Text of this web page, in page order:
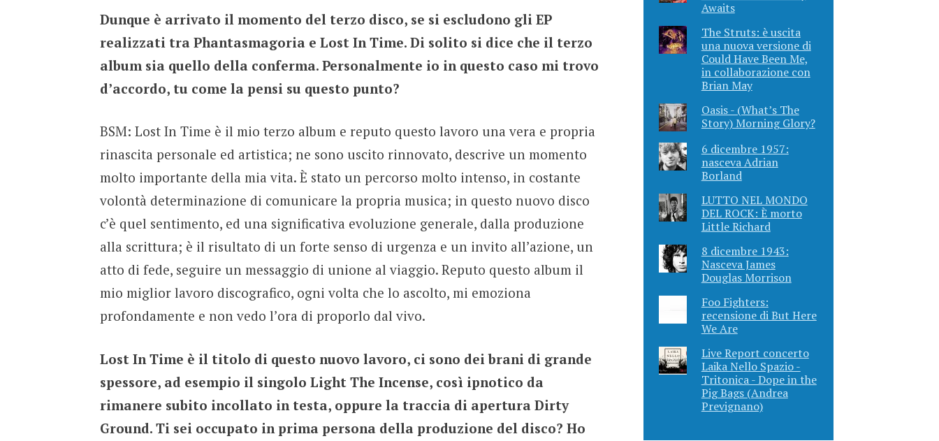
Dunque è arrivato il momento del terzo disco, se si escludono gli EP
realizzati tra Phantasmagoria e Lost In Time. Di solito si dice che il terzo
album sia quello della conferma. Personalmente io in questo caso mi trovo
d’accordo, tu come la pensi su questo punto?
BSM: Lost In Time è il mio terzo album e reputo questo lavoro una vera e propria
rinascita personale ed artistica; ne sono uscito rinnovato, descrive un momento
molto importante della mia vita. È stato un percorso molto intenso, in costante
volontà determinazione di comunicare la propria musica; in questo nuovo disco
c’è quel sentimento, ed una significativa evoluzione generale, dalla produzione
alla scrittura; è il risultato di un forte senso di urgenza e un invito all’azione, un
atto di fede, seguire un messaggio di unione al viaggio. Reputo questo album il
mio miglior lavoro discografico, ogni volta che lo ascolto, mi emoziona
profondamente e non vedo l’ora di proporlo dal vivo.
Lost In Time è il titolo di questo nuovo lavoro, ci sono dei brani di grande
spessore, ad esempio il singolo Light The Incense, così ipnotico da
rimanere subito incollato in testa, oppure la traccia di apertura Dirty
Ground. Ti sei occupato in prima persona della produzione del disco? Ho
Awaits
The Struts: è uscita
una nuova versione di
Could Have Been Me,
in collaborazione con
Brian May
Oasis - (What’s The
Story) Morning Glory?
6 dicembre 1957:
nasceva Adrian
Borland
LUTTO NEL MONDO
DEL ROCK: È morto
Little Richard
8 dicembre 1943:
Nasceva James
Douglas Morrison
Foo Fighters:
recensione di But Here
We Are
Live Report concerto
Laika Nello Spazio -
Tritonica - Dope in the
Pig Bags (Andrea
Prevignano)